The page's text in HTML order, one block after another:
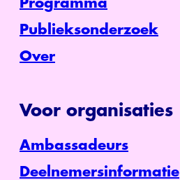
Publieksonderzoek
Over
Voor organisaties
Ambassadeurs
Deelnemersinformatie